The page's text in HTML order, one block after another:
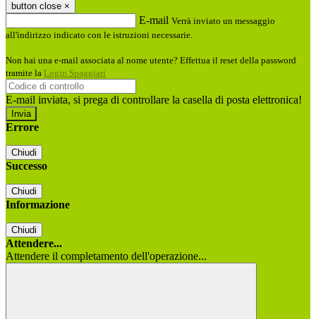
button close ×
E-mail Verrà inviato un messaggio
all'indirizzo indicato con le istruzioni necessarie.
Non hai una e-mail associata al nome utente? Effettua il reset della password
tramite la Login Spaggiari
E-mail inviata, si prega di controllare la casella di posta elettronica!
Errore
Chiudi
Successo
Chiudi
Informazione
Chiudi
Attendere...
Attendere il completamento dell'operazione...